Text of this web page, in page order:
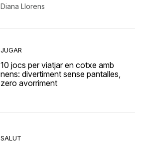
Diana Llorens
JUGAR
10 jocs per viatjar en cotxe amb
nens: divertiment sense pantalles,
zero avorriment
SALUT